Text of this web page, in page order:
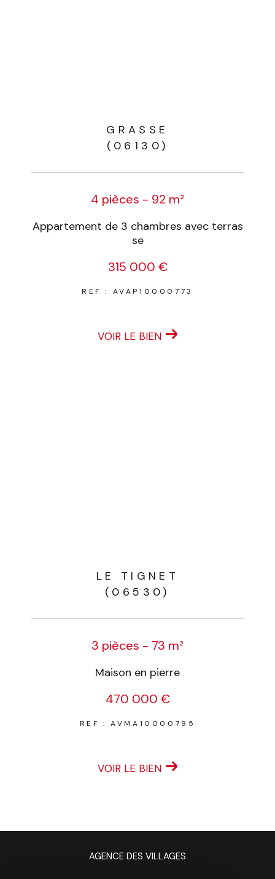
GRASSE
(06130)
4 pièces - 92 m²
Appartement de 3 chambres avec terras
se
315 000 €
REF : AVAP10000773
VOIR LE BIEN
LE TIGNET
(06530)
3 pièces - 73 m²
Maison en pierre
470 000 €
REF : AVMA10000795
VOIR LE BIEN
AGENCE DES VILLAGES